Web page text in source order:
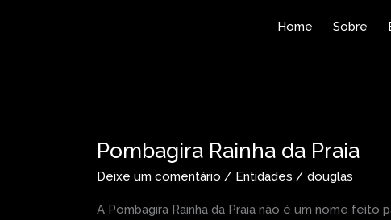
Home Sobre
Pombagira Rainha da Praia
Deixe um comentário / Entidades /douglas
A Pombagira Rainha da Praia não é um nome
da